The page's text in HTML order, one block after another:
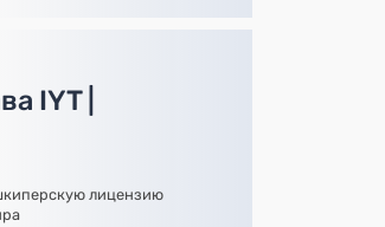
IYT |
лицензию